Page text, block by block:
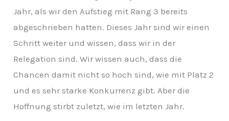
Jahr, als wir den Aufstieg mit Rang 3 bereits
abgeschrieben hatten. Dieses Jahr sind wir einen
Schritt weiter und wissen, dass wir in der
Relegation sind. Wir wissen auch, dass die
Chancen damit nicht so hoch sind, wie mit Platz 2
und es sehr starke Konkurrenz gibt. Aber die
Hoffnung stirbt zuletzt, wie im letzten Jahr.